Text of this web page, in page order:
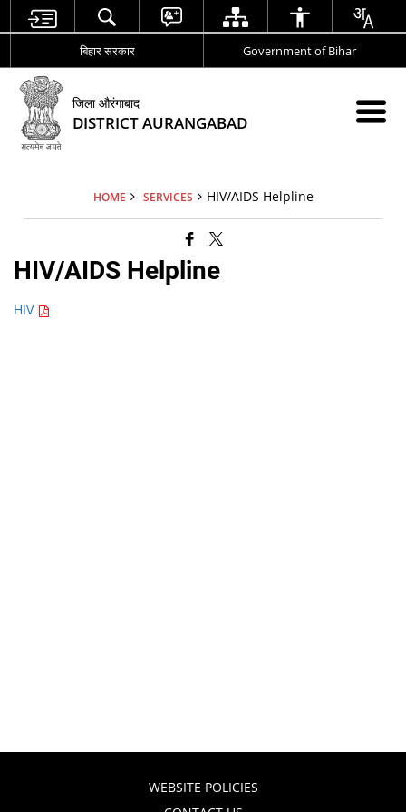
बिहार सरकार Government of Bihar
जिला औरंगाबाद
DISTRICT AURANGABAD
HOME SERVICES HIV/AIDS Helpline
HIV/AIDS Helpline
HIV
WEBSITE POLICIES